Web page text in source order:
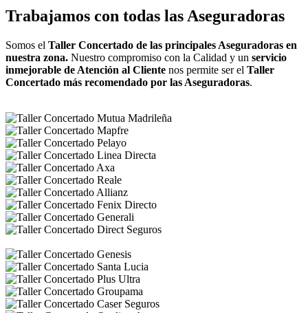
Trabajamos con todas las Aseguradoras
Somos el Taller Concertado de las principales Aseguradoras en
nuestra zona. Nuestro compromiso con la Calidad y un servicio
inmejorable de Atención al Cliente nos permite ser el Taller
Concertado más recomendado por las Aseguradoras.